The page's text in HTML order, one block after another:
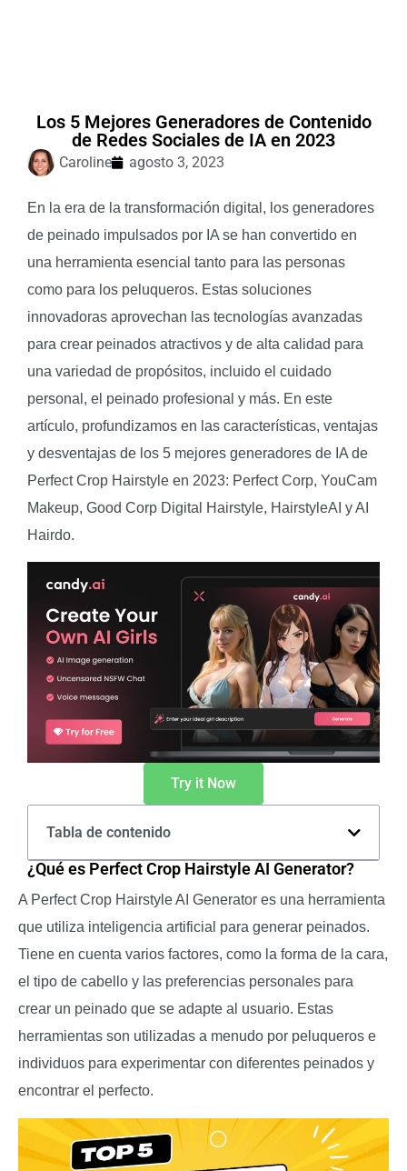
Los 5 Mejores Generadores de Contenido
de Redes Sociales de IA en 2023
Caroline agosto 3, 2023
En la era de la transformación digital, los generadores
de peinado impulsados por IA se han convertido en
una herramienta esencial tanto para las personas
como para los peluqueros. Estas soluciones
innovadoras aprovechan las tecnologías avanzadas
para crear peinados atractivos y de alta calidad para
una variedad de propósitos, incluido el cuidado
personal, el peinado profesional y más. En este
artículo, profundizamos en las características, ventajas
y desventajas de los 5 mejores generadores de IA de
Perfect Crop Hairstyle en 2023: Perfect Corp, YouCam
Makeup, Good Corp Digital Hairstyle, HairstyleAI y AI
Hairdo.
Try it Now
Tabla de contenido
¿Qué es Perfect Crop Hairstyle AI Generator?
A Perfect Crop Hairstyle AI Generator es una herramienta
que utiliza inteligencia artificial para generar peinados.
Tiene en cuenta varios factores, como la forma de la cara,
el tipo de cabello y las preferencias personales para
crear un peinado que se adapte al usuario. Estas
herramientas son utilizadas a menudo por peluqueros e
individuos para experimentar con diferentes peinados y
encontrar el perfecto.